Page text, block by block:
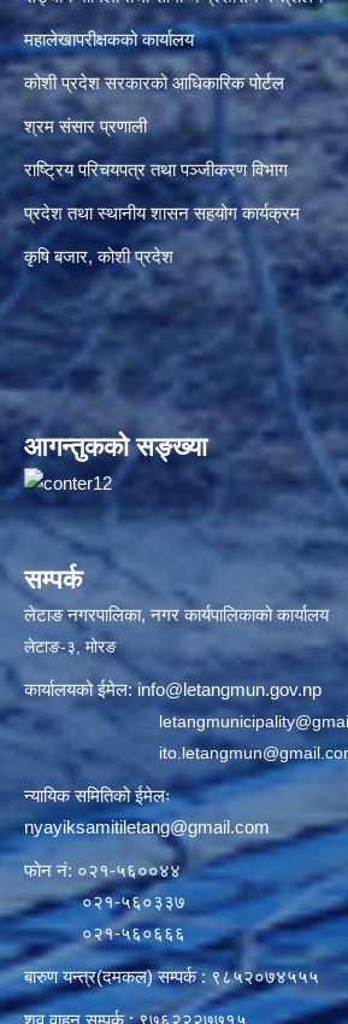
महालेखापरीक्षकको कार्यालय
कोशी प्रदेश सरकारको आधिकारिक पोर्टल
श्रम संसार प्रणाली
राष्ट्रिय परिचयपत्र तथा पञ्जीकरण विभाग
प्रदेश तथा स्थानीय शासन सहयोग कार्यक्रम
कृषि बजार, कोशी प्रदेश
आगन्तुकको सङ्ख्या
सम्पर्क
लेटाङ नगरपालिका, नगर कार्यपालिकाको कार्यालय
लेटाङ-३, मोरङ
कार्यालयको ईमेल:info@letangmun.gov.np
न्यायिक समितिको ईमेलः
nyayiksamitiletang@gmail.com
फोन नं: ०२१-५६००४४
०२१-५६०३३७
०२१-५६०६६६
बारुण यन्त्र(दमकल) सम्पर्क : ९८५२०७४५५५